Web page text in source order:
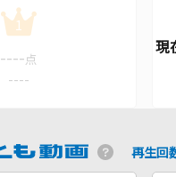
1
---- 点
----
再生回